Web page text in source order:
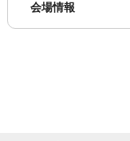
会場情報